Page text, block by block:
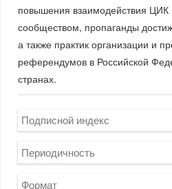
повышения взаимодействия ЦИК
сообществом, пропаганды
а также практик организации и
референдумов в Российской
странах.
Подписной индекс
Периодичность
Формат